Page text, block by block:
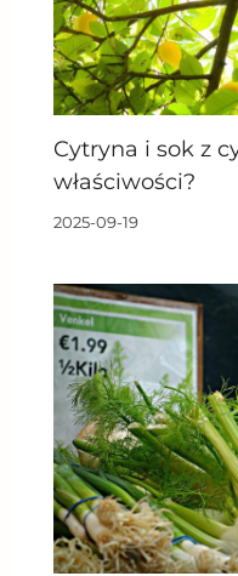
Cytryna i sok z
właściwości?
2025-09-19